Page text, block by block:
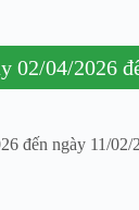
02/04/2026
đến ngày 11/02/